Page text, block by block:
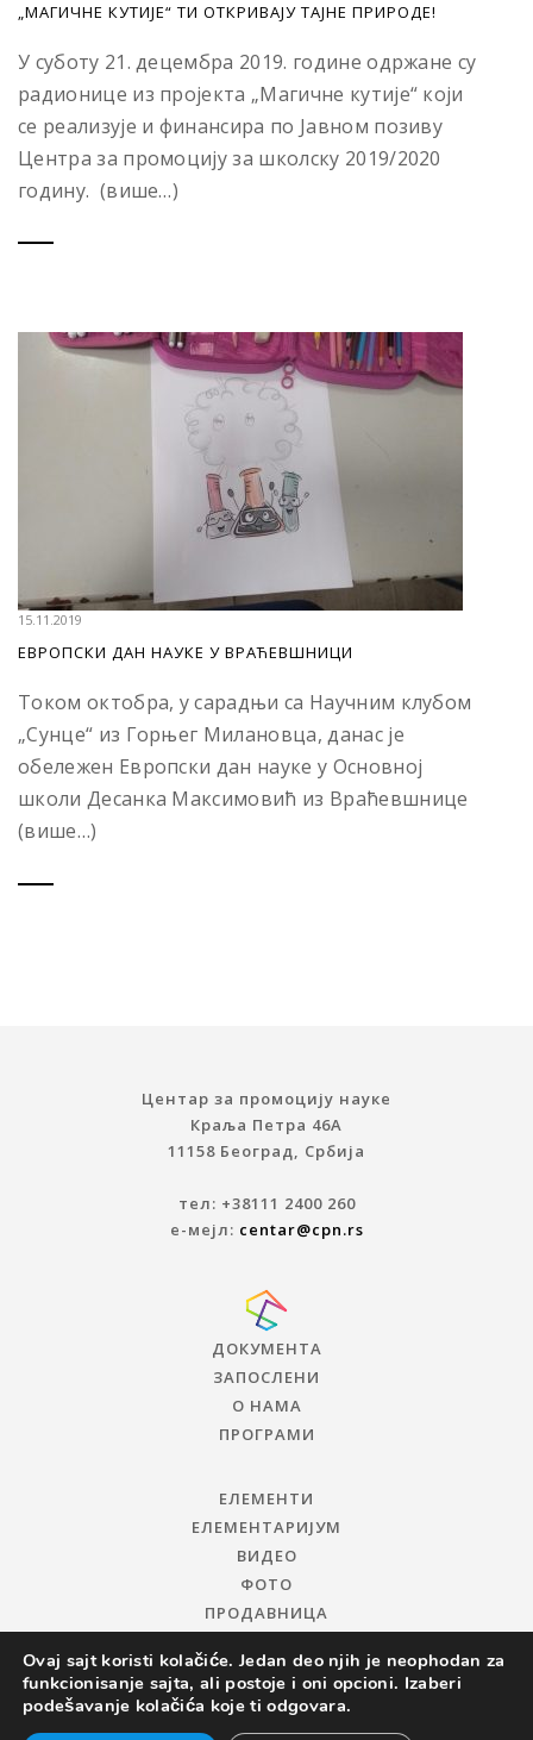
„МАГИЧНЕ КУТИЈЕ“ ТИ ОТКРИВАЈУ ТАЈНЕ ПРИРОДЕ!
У суботу 21. децембра 2019. године одржане су
радионице из пројекта „Магичне кутије“ који
се реализује и финансира по Јавном позиву
Центра за промоцију за школску 2019/2020
годину. (више…)
15.11.2019
ЕВРОПСКИ ДАН НАУКЕ У ВРАЋЕВШНИЦИ
Током октобра, у сарадњи са Научним клубом
„Сунцe“ из Горњег Милановца, данас је
обележен Европски дан науке у Основној
школи Десанка Максимовић из Враћевшнице
(више…)
Центар за промоцију науке
Краља Петра 46A
11158 Београд, Србија
тел: +38111 2400 260
е-мејл: centar@cpn.rs
ДОКУМЕНТА
ЗАПОСЛЕНИ
О НАМА
ПРОГРАМИ
ЕЛЕМЕНТИ
ЕЛЕМЕНТАРИЈУМ
ВИДЕО
ФОТО
ПРОДАВНИЦА
Ovaj sajt koristi kolačiće. Jedan deo njih je neophodan za
funkcionisanje sajta, ali postoje i oni opcioni. Izaberi
podešavanje kolačića koje ti odgovara.